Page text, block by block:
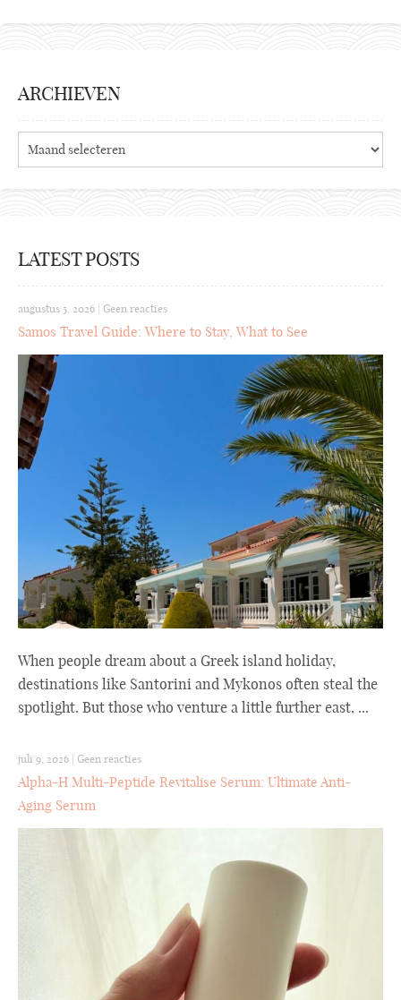
ARCHIEVEN
Archieven
LATEST POSTS
augustus 5, 2026 Geen reacties
Samos Travel Guide: Where to Stay, What to See
When people dream about a Greek island holiday,
destinations like Santorini and Mykonos often steal the
spotlight. But those who venture a little further east, ...
juli 9, 2026 | Geen reacties
Alpha-H Multi-Peptide Revitalise Serum: Ultimate Anti-
Aging Serum